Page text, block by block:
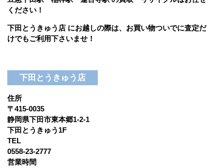
ください！
下田とうきゅう店 にお越しの際は、お買い物ついでに査定だ
けでもご利用下さいませ！
下田とうきゅう店
住所
〒415-0035
静岡県下田市東本郷1-2-1
下田とうきゅう1F
TEL
0558-23-2777
営業時間